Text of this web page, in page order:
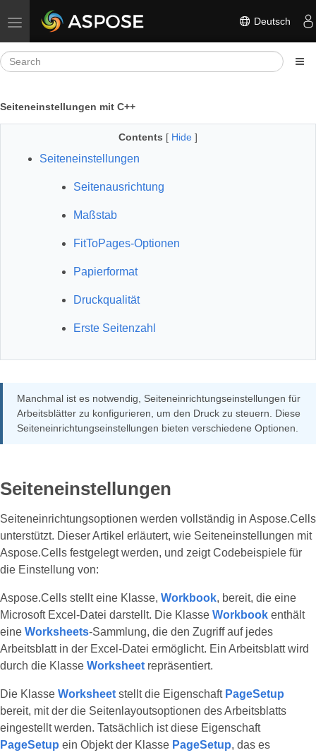
Toggle navigation Deutsch
Seiteneinstellungen mit C++
Contents [ Hide ]
Seiteneinstellungen
Seitenausrichtung
Maßstab
FitToPages-Optionen
Papierformat
Druckqualität
Erste Seitenzahl
Manchmal ist es notwendig, Seiteneinrichtungseinstellungen für
Arbeitsblätter zu konfigurieren, um den Druck zu steuern. Diese
Seiteneinrichtungseinstellungen bieten verschiedene Optionen.
Seiteneinstellungen
Seiteneinrichtungsoptionen werden vollständig in Aspose.Cells
unterstützt. Dieser Artikel erläutert, wie Seiteneinstellungen mit
Aspose.Cells festgelegt werden, und zeigt Codebeispiele für
die Einstellung von:
Aspose.Cells stellt eine Klasse, Workbook, bereit, die eine
Microsoft Excel-Datei darstellt. Die Klasse Workbook enthält
eine Worksheets-Sammlung, die den Zugriff auf jedes
Arbeitsblatt in der Excel-Datei ermöglicht. Ein Arbeitsblatt wird
durch die Klasse Worksheet repräsentiert.
Die Klasse Worksheet stellt die Eigenschaft PageSetup
bereit, mit der die Seitenlayoutsoptionen des Arbeitsblatts
eingestellt werden. Tatsächlich ist diese Eigenschaft
PageSetup ein Objekt der Klasse PageSetup, das es